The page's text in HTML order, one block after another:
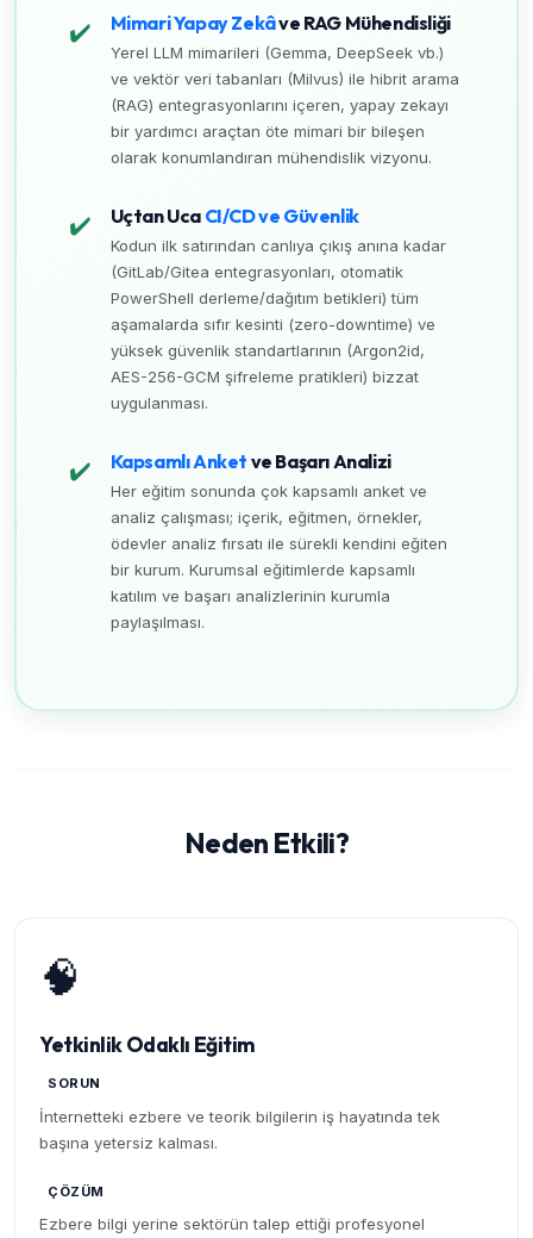
✔️ Mimari Yapay Zekâve RAG Mühendisliği
Yerel LLM mimarileri (Gemma, DeepSeek vb.)
ve vektör veri tabanları (Milvus) ile hibrit arama
(RAG) entegrasyonlarını içeren, yapay zekayı
bir yardımcı araçtan öte mimari bir bileşen
olarak konumlandıran mühendislik vizyonu.
✔️ Uçtan Uca CI/CD ve Güvenlik
Kodun ilk satırından canlıya çıkış anına kadar
(GitLab/Gitea entegrasyonları, otomatik
PowerShell derleme/dağıtım betikleri) tüm
aşamalarda sıfır kesinti (zero-downtime) ve
yüksek güvenlik standartlarının (Argon2id,
AES-256-GCM şifreleme pratikleri) bizzat
uygulanması.
✔️ Kapsamlı Anket ve Başarı Analizi
Her eğitim sonunda çok kapsamlı anket ve
analiz çalışması; içerik, eğitmen, örnekler,
ödevler analiz fırsatı ile sürekli kendini eğiten
bir kurum. Kurumsal eğitimlerde kapsamlı
katılım ve başarı analizlerinin kurumla
paylaşılması.
Neden Etkili?
🧠
Yetkinlik Odaklı Eğitim
SORUN
İnternetteki ezbere ve teorik bilgilerin iş hayatında tek
başına yetersiz kalması.
ÇÖZÜM
Ezbere bilgi yerine sektörün talep ettiği profesyonel